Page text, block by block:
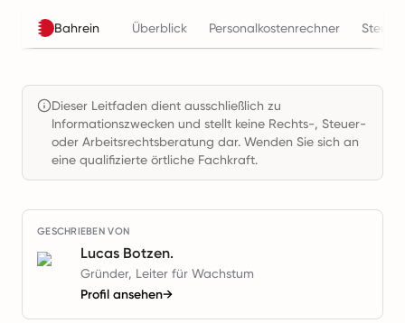
Bahrein Überblick Personalkostenrechner
Dieser Leitfaden dient ausschließlich zu
Informationszwecken und stellt keine Rechts-, Steuer-
oder Arbeitsrechtsberatung dar. Wenden Sie sich an
eine qualifizierte örtliche Fachkraft.
GESCHRIEBEN VON
Lucas Botzen.
Gründer, Leiter für Wachstum
Profil ansehen→